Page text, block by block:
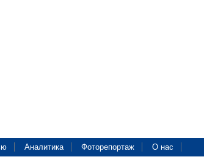
Аналитика Фоторепортаж О нас